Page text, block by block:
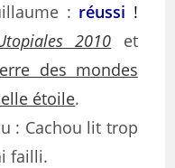
: réussi !
2010 et
des mondes
étoile.
: Cachou lit trop
failli.